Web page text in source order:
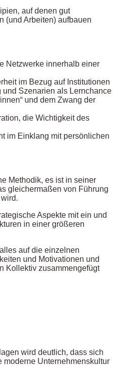
auf denen gut
(und Arbeiten) aufbauen
Netzwerke innerhalb einer
im Bezug auf Institutionen
und Szenarien als Lernchance
und dem Zwang der
die Wichtigkeit des
im Einklang mit persönlichen
Methodik, es ist in seiner
gleichermaßen von Führung
Aspekte mit ein und
in einer größeren
auf die einzelnen
und Motivationen und
Kollektiv zusammengefügt
wird deutlich, dass sich
Unternehmenskultur